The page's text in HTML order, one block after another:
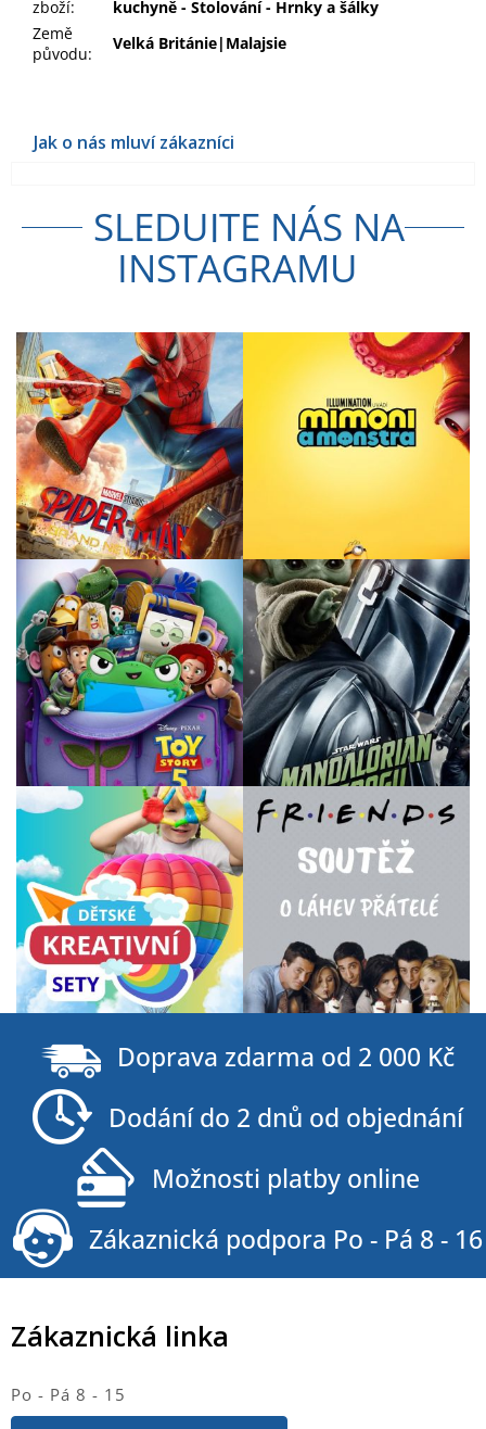
zboží:
kuchyně - Stolování - Hrnky a šálky
Země
původu:
Velká Británie|Malajsie
SLEDUJTE NÁS NA
INSTAGRAMU
Zákaznická linka
Po - Pá 8 - 15
Doprava zdarma od 2 000 Kč
Dodání do 2 dnů od objednání
Možnosti platby online
Zákaznická podpora Po - Pá 8 - 16